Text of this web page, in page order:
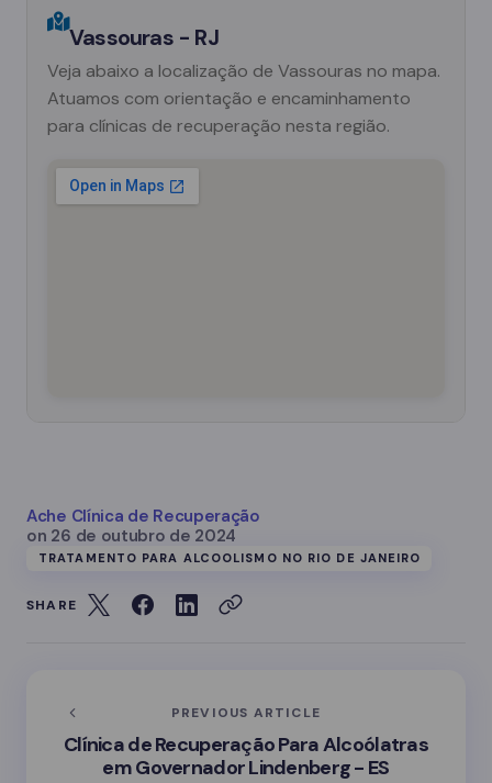
Vassouras - RJ
Veja abaixo a localização de Vassouras no mapa.
Atuamos com orientação e encaminhamento
para clínicas de recuperação nesta região.
Ache Clínica de Recuperação
on 26 de outubro de 2024
TRATAMENTO PARA ALCOOLISMO NO RIO DE JANEIRO
SHARE
PREVIOUS ARTICLE
Clínica de Recuperação Para Alcoólatras
em Governador Lindenberg - ES